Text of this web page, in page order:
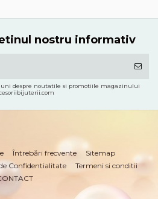
nostru informativ
despre noutatile si promotiile magazinului
Întrebări frecvente
Sitemap
Confidentialitate
Termeni si conditii